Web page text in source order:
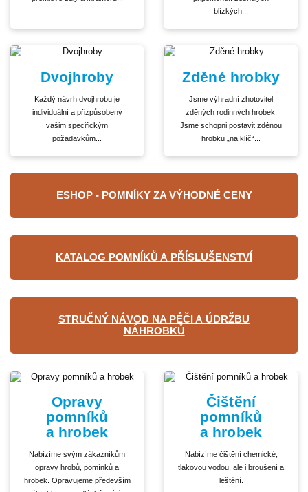
blízkých...
Dvojhroby
Každý návrh dvojhrobu je
individuální a přizpůsobený
vašim specifickým
požadavkům...
Zděné hrobky
Jsme výhradní zhotovitel
zděných rodinných hrobek.
Jsme schopni postavit zděnou
hrobku „na klíč“...
ESHOP - POMNÍKY ZA VÝHODNÉ CENY
KATALOG POMNÍKŮ A PŘÍSLUŠENSTVÍ
STRUČNÝ NÁVOD NA PÉČI A ÚDRŽBU
NÁHROBKŮ
Opravy
pomníků
a hrobek
Nabízíme svým zákazníkům
opravy hrobů, pomínků a
hrobek. Opravujeme především
Čištění
pomníků
a hrobek
Nabízíme čištění chemické,
tlakovou vodou, ale i broušení a
leštění.